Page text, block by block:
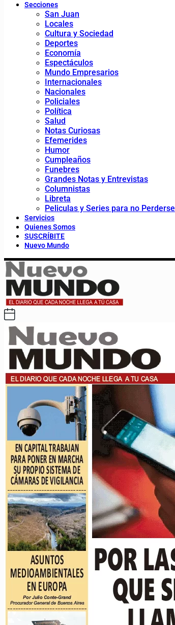
Secciones
San Juan
Locales
Cultura y Sociedad
Deportes
Economía
Espectáculos
Mundo Empresarios
Internacionales
Nacionales
Policiales
Política
Salud
Notas Curiosas
Efemerides
Humor
Cumpleaños
Funebres
Grandes Notas y Entrevistas
Columnistas
Libreta
Peliculas y Series para no Perderse
Servicios
Quienes Somos
SUSCRÍBITE
Nuevo Mundo